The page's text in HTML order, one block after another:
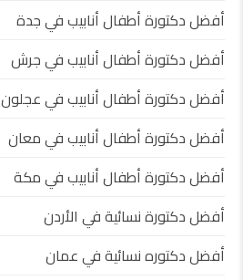
أفضل دكتورة أطفال أنابيب في جدة
أفضل دكتورة أطفال أنابيب في جرش
أفضل دكتورة أطفال أنابيب في عجلون
أفضل دكتورة أطفال أنابيب في معان
أفضل دكتورة أطفال أنابيب في مكة
أفضل دكتورة نسائية في الأردن
أفضل دكتوره نسائية في عمان